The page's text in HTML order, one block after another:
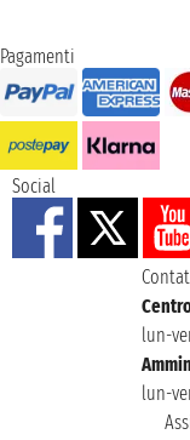
Pagamenti
Social
lun-
lun-